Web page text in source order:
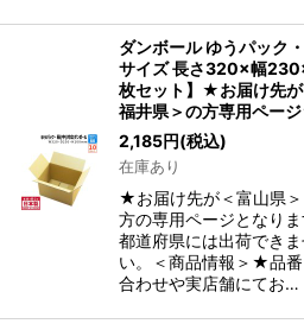
ダンボール ゆうパック
サイズ 長さ320×幅
枚セット】★お届け先が
福井県＞の方専用ペー
2,185円(税込)
在庫あり
★お届け先が＜富山県
方の専用ページとなり
都道府県には出荷でき
い。＜商品情報＞★品
合わせや実店舗にてお…